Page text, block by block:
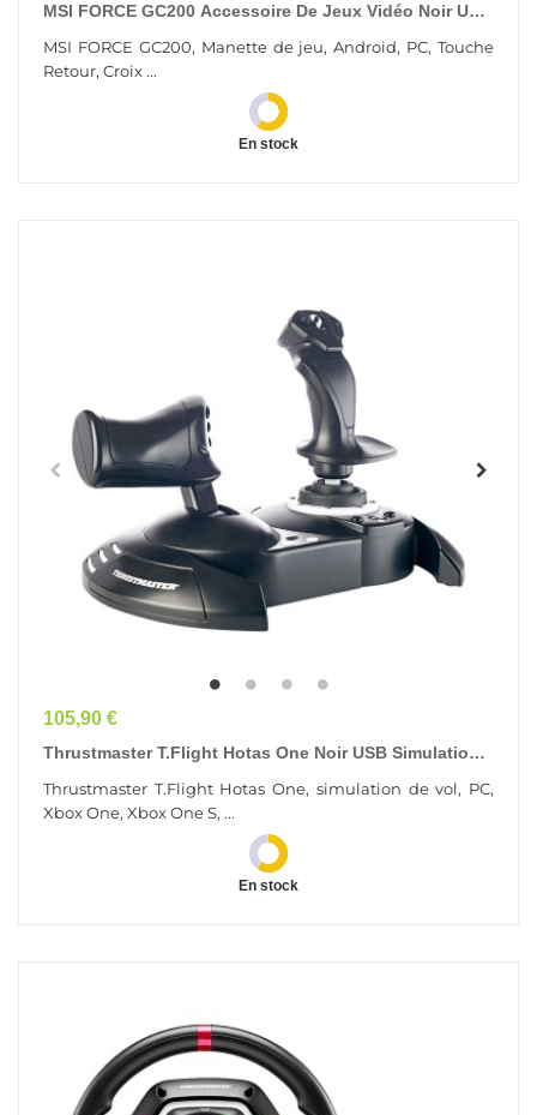
MSI FORCE GC200 Accessoire De Jeux Vidéo Noir USB
MSI FORCE GC200, Manette de jeu, Android, PC, Touche
Retour, Croix ...
En stock
Prix
105,90 €
Thrustmaster T.Flight Hotas One Noir USB Simulation
Thrustmaster T.Flight Hotas One, simulation de vol, PC,
Xbox One, Xbox One S, ...
En stock